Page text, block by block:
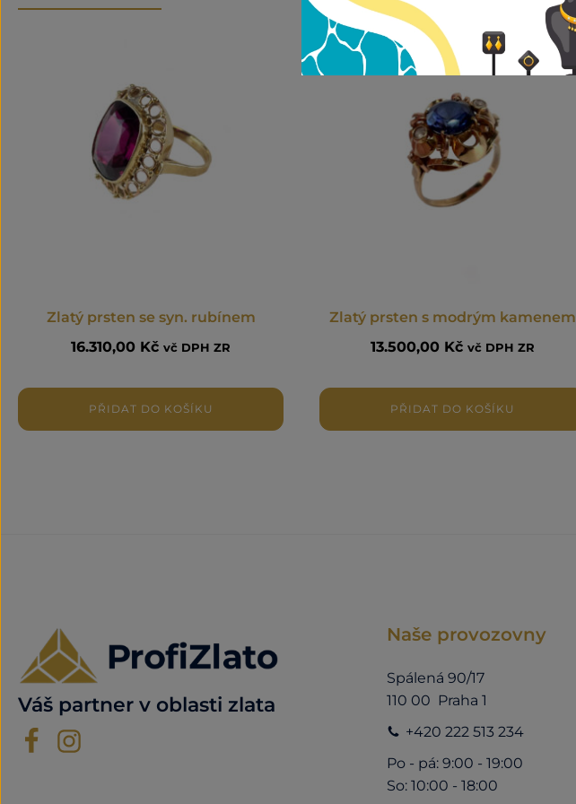
Zlatý prsten se syn. rubínem
16.310,00 Kč vč DPH ZR
PŘIDAT DO KOŠÍKU
Zlatý prsten s modrým kamenem
13.500,00 Kč vč DPH ZR
PŘIDAT DO KOŠÍKU
Váš partner v oblasti zlata
Naše provozovny
Spálená 90/17
110 00 Praha 1
+420 222 513 234
Po - pá: 9:00 - 19:00
So: 10:00 - 18:00